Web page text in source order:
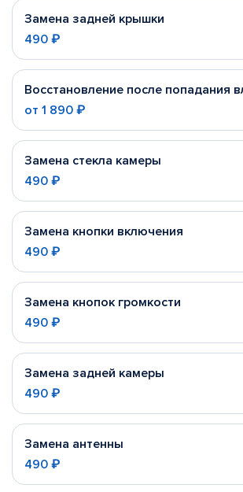
Замена задней крышки
490 ₽
Восстановление после попадания
от 1 890 ₽
Замена стекла камеры
490 ₽
Замена кнопки включения
490 ₽
Замена кнопок громкости
490 ₽
Замена задней камеры
490 ₽
Замена антенны
490 ₽